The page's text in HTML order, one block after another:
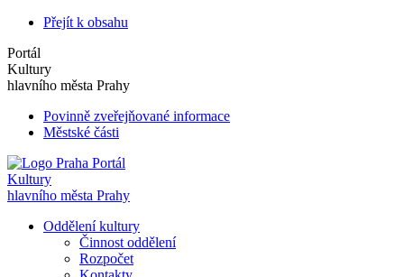
Přejít k obsahu
Portál
Kultury
hlavního města Prahy
Povinně zveřejňované informace
Městské části
Portál
Kultury
hlavního města Prahy
Oddělení kultury
Činnost oddělení
Rozpočet